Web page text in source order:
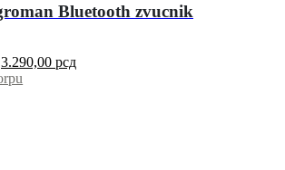
Bluetooth zvucnik
3.290,00 рсд